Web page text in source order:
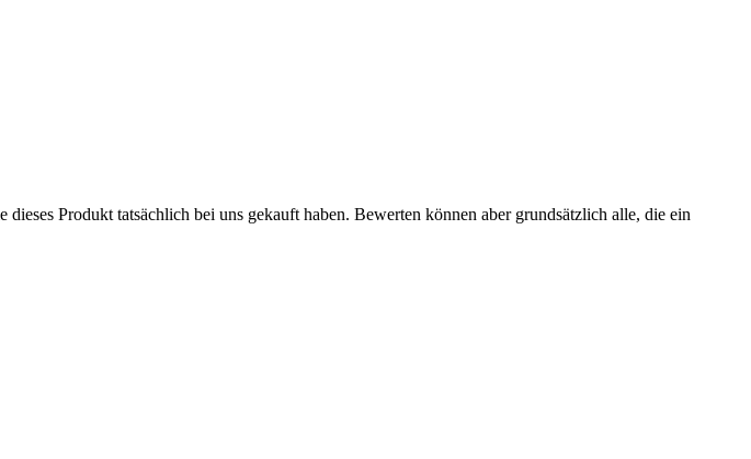
Produkt tatsächlich bei uns gekauft haben. Bewerten können aber grundsätzlich alle, die ein